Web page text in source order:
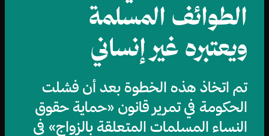
الطوائف المسلمة
ويعتبره غير إنساني
تم اتخاذ هذه الخطوة بعد أن فشلت
الحكومة في تمرير قانون «حماية حقوق
النساء المسلمات المتعلقة بالزواج» في